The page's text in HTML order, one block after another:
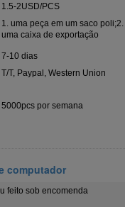
1.5-2USD/PCS
1. uma peça em um saco
uma caixa de exportação
7-10 dias
T/T, Paypal, Western Union
5000pcs por semana
computador
feito sob encomenda